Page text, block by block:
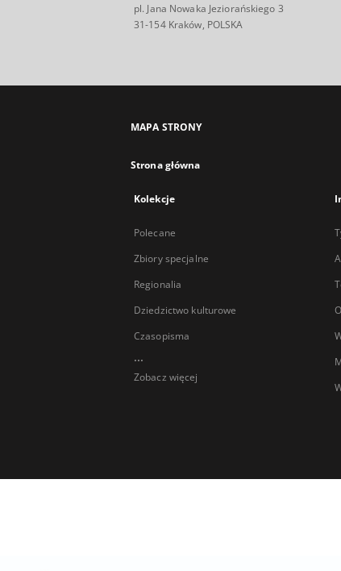
pl. Jana Nowaka Jeziorańskiego 3
31-154 Kraków, POLSKA
MAPA STRONY
Strona główna
Kolekcje
Polecane
Zbiory specjalne
Regionalia
Dziedzictwo kulturowe
Czasopisma
...
Zobacz więcej